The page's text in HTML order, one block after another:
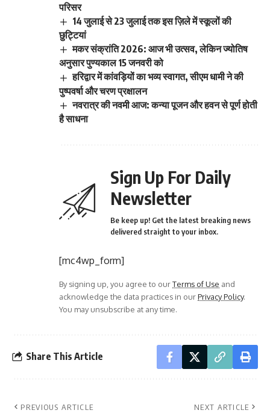
परिसर
14 जुलाई से 23 जुलाई तक इस ज़िले में स्कूलों की
छुट्टियां
मकर संक्रांति 2026: आज भी उत्सव, लेकिन ज्योतिष
अनुसार पुण्यकाल 15 जनवरी को
हरिद्वार में कांवड़ियों का भव्य स्वागत, सीएम धामी ने की
पुष्पवर्षा और चरण प्रक्षालन
नवरात्र की नवमी आज: कन्या पूजन और हवन से पूर्ण होती
है साधना
Sign Up For Daily
Newsletter
Be keep up! Get the latest breaking news
delivered straight to your inbox.
[mc4wp_form]
By signing up, you agree to ourTerms of Use and
acknowledge the data practices in ourPrivacy Policy.
You may unsubscribe at any time.
Share This Article
PREVIOUS ARTICLE NEXT ARTICLE